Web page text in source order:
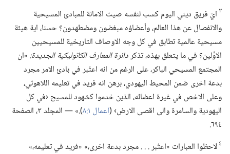
٣ ايّ فريق ديني اليوم كسب لنفسه صيت الامانة للمبادئ المسيحية
والانفصال عن هذا العالم،‏ وأعضاؤه مبغضون ومضطهدون؟‏ حسنا،‏ اية هيئة
مسيحية عالمية تطابق في كل وجه الاوصاف التاريخية للمسيحيين
الاوَّلين؟‏ في ما يتعلق بهذه،‏ تذكردائرة المعارف الكاثوليكية الجديدة:‏ ‏«ان
المجتمع المسيحي الباكر،‏ على الرغم من انه اعتُبر في بادئ الامر مجرد
بدعة اخرى ضمن المحيط اليهودي،‏ برهن انه فريد في تعليمه اللاهوتي،‏
وعلى الاخص في غيرة اعضائه،‏ الذين خدموا كشهود للمسيح ‹في كل
اليهودية والسامرة والى اقصى الارض› (‏اعمال ١:‏٨
‏)‏.‏» —‏ المجلد ٣،‏ الصفحة
٦٩٤.‏
٤لاحظوا العبارات «اعتُبر .‏ .‏ .‏ مجرد بدعة اخرى،‏» «فريد في تعليمه،‏»